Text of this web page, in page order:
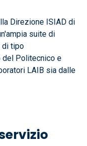
Direzione ISIAD di
suite di
di tipo
del Politecnico e
LAIB sia dalle